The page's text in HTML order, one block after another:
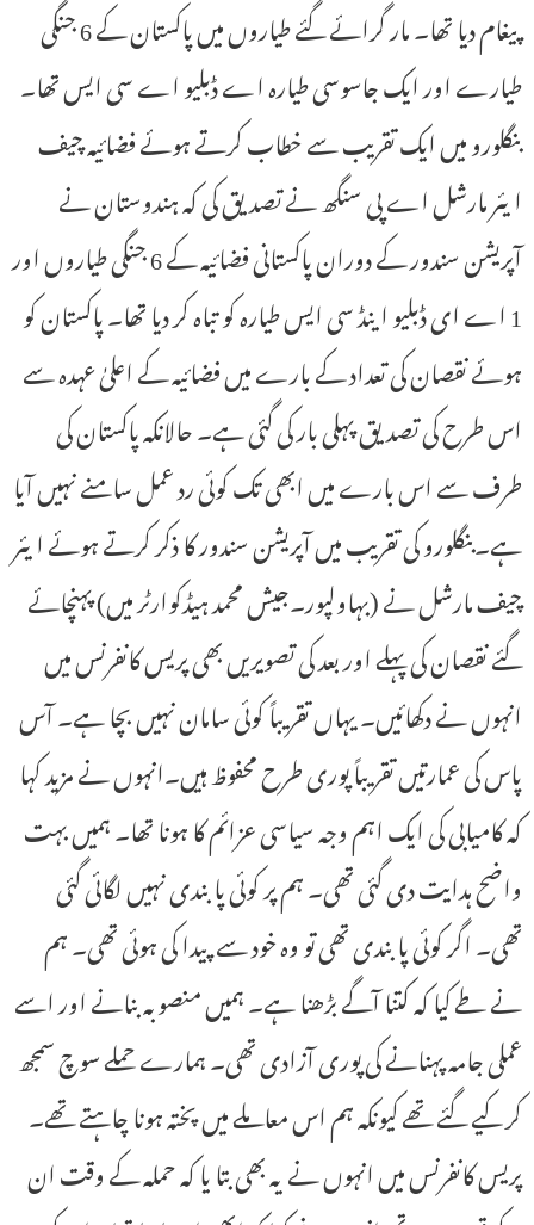
پیغام دیا تھا۔ مار گرائے گئے طیاروں میں پاکستان کے 6 جنگی
طیارے اور ایک جاسوسی طیارہ اے ڈبلیو اے سی ایس تھا۔
بنگلورو میں ایک تقریب سے خطاب کرتے ہوئے فضائیہ چیف
ایئر مارشل اے پی سنگھ نے تصدیق کی کہ ہندوستان نے
آپریشن سندور کے دوران پاکستانی فضائیہ کے 6 جنگی طیاروں اور
1 اے ای ڈبلیو اینڈ سی ایس طیارہ کو تباہ کر دیا تھا۔ پاکستان کو
ہوئے نقصان کی تعداد کے بارے میں فضائیہ کے اعلیٰ عہدہ سے
اس طرح کی تصدیق پہلی بار کی گئی ہے۔ حالانکہ پاکستان کی
طرف سے اس بارے میں ابھی تک کوئی رد عمل سامنے نہیں آیا
ہے۔بنگلورو کی تقریب میں آپریشن سندور کا ذکر کرتے ہوئے ایئر
چیف مارشل نے (بہاولپور۔جیش محمد ہیڈکوارٹر میں) پہنچائے
گئے نقصان کی پہلے اور بعد کی تصویریں بھی پریس کانفرنس میں
انہوں نے دکھائیں۔ یہاں تقریباً کوئی سامان نہیں بچا ہے۔ آس
پاس کی عمارتیں تقریباً پوری طرح محفوظ ہیں۔انہوں نے مزید کہا
کہ کامیابی کی ایک اہم وجہ سیاسی عزائم کا ہونا تھا۔ ہمیں بہت
واضح ہدایت دی گئی تھی۔ ہم پر کوئی پابندی نہیں لگائی گئی
تھی۔ اگر کوئی پابندی تھی تو وہ خود سے پیدا کی ہوئی تھی۔ ہم
نے طے کیا کہ کتنا آگے بڑھنا ہے۔ ہمیں منصوبہ بنانے اور اسے
عملی جامہ پہنانے کی پوری آزادی تھی۔ ہمارے حملے سوچ سمجھ
کر کیے گئے تھے کیونکہ ہم اس معاملے میں پختہ ہونا چاہتے تھے۔
پریس کانفرنس میں انہوں نے یہ بھی بتا یا کہ حملہ کے وقت ان